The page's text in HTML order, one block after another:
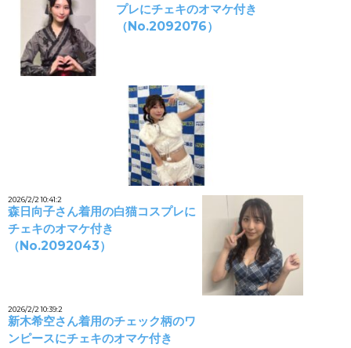
プレにチェキのオマケ付き
（No.2092076）
2026/2/2 10:41:2
森日向子さん着用の白猫コスプレに
チェキのオマケ付き
（No.2092043）
2026/2/2 10:39:2
新木希空さん着用のチェック柄のワ
ンピースにチェキのオマケ付き